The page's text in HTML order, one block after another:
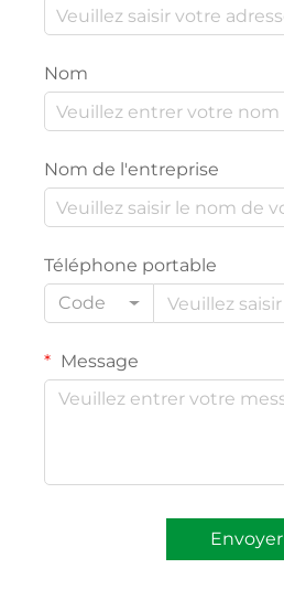
Nom
Nom de l'entreprise
Téléphone portable
Code
Message
Envoyer